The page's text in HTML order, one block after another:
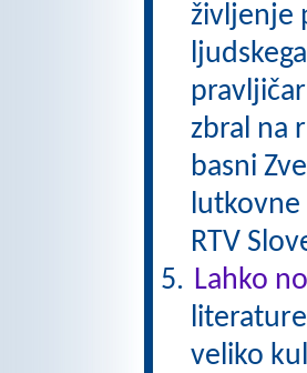
življenje
zbral na
basni
lutkovne
RTV
Lahko
veliko